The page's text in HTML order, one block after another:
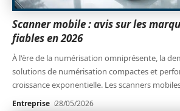
Scanner mobile : avis sur les
fiables en 2026
À l'ère de la numérisation omniprésente, la
solutions de numérisation compactes et
croissance exponentielle. Les scanners
Entreprise 28/05/2026